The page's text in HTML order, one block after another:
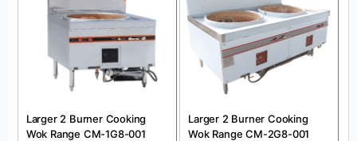
Larger 2 Burner Cooking
Wok Range CM-1G8-001
Larger 2 Burner Cooking
Wok Range CM-2G8-001